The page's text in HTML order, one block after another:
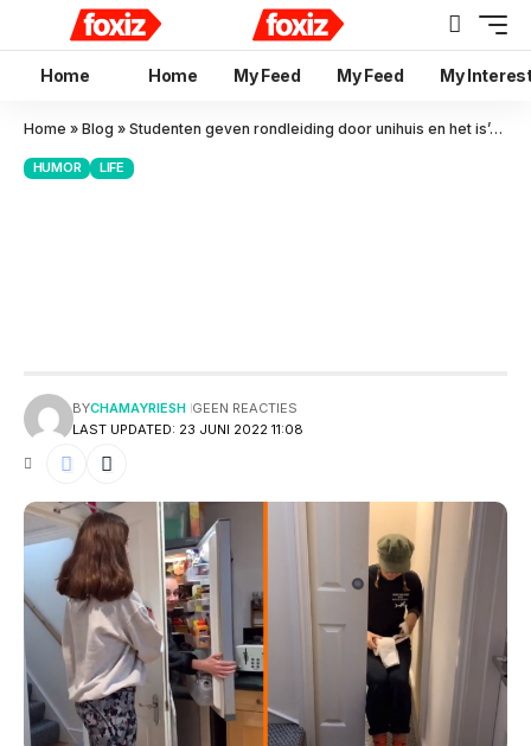
Home Home My Feed My Feed My
Home » Blog » Studenten geven rondleiding door unihuis en het is’een letterlijke nachtmerrie die steeds erger wordt’genoemd
HUMOR LIFE
LAST UPDATED: 23 JUNI 2022 11:08
BYCHAMAYRIESH GEEN REACTIES